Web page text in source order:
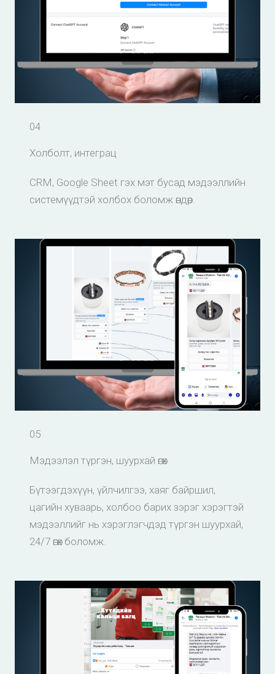
04
Холболт, интеграц
CRM, Google Sheet гэх мэт бусад мэдээллийн
системүүдтэй холбох боломж өндөр.
05
Мэдээлэл түргэн, шуурхай өгөх
Бүтээгдэхүүн, үйлчилгээ, хаяг байршил,
цагийн хуваарь, холбоо барих зэрэг хэрэгтэй
мэдээллийг нь хэрэглэгчдэд түргэн шуурхай,
24/7 өгөх боломж.